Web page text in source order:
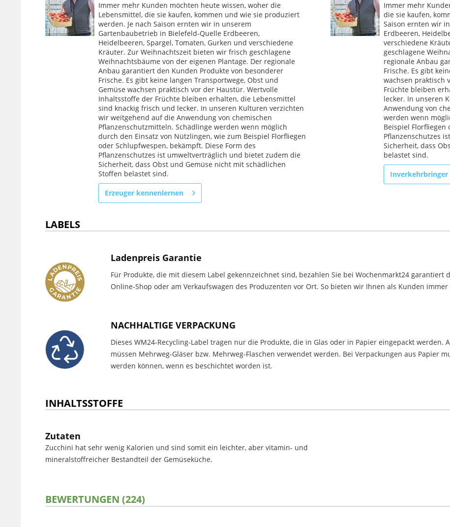
Immer mehr Kunden möchten heute wissen, woher die
Lebensmittel, die sie kaufen, kommen und wie sie produziert
werden. Je nach Saison ernten wir in unserem
Gartenbaubetrieb in Bielefeld-Quelle Erdbeeren,
Heidelbeeren, Spargel, Tomaten, Gurken und verschiedene
Kräuter. Zur Weihnachtszeit bieten wir frisch geschlagene
Weihnachtsbäume von der eigenen Plantage. Der regionale
Anbau garantiert den Kunden Produkte von besonderer
Frische. Es gibt keine langen Transportwege, Obst und
Gemüse wachsen praktisch vor der Haustür. Wertvolle
Inhaltsstoffe der Früchte bleiben erhalten, die Lebensmittel
sind knackig frisch und lecker. In unseren Kulturen verzichten
wir weitgehend auf die Anwendung von chemischen
Pflanzenschutzmitteln. Schädlinge werden wenn möglich
durch den Einsatz von Nützlingen, wie zum Beispiel Florfliegen
oder Schlupfwespen, bekämpft. Diese Form des
Pflanzenschutzes ist umweltverträglich und bietet zudem die
Sicherheit, dass Obst und Gemüse nicht mit schädlichen
Stoffen belastet sind.
Erzeuger kennenlernen
Immer mehr
die sie kaufen,
Saison ernten wir
Erdbeeren,
verschiedene
geschlagene
regionale Anbau
Frische. Es gibt
wachsen praktisch
Früchte bleiben
lecker. In unseren
Anwendung von
werden wenn
Beispiel Florfliegen
Pflanzenschutzes
Sicherheit, dass
belastet sind.
LABELS
Ladenpreis Garantie
Für Produkte, die mit diesem Label gekennzeichnet sind, bezahlen Sie bei Wochenmarkt24 garantiert
Online-Shop oder am Verkaufswagen des Produzenten vor Ort. So bieten wir Ihnen als Kunden
NACHHALTIGE VERPACKUNG
Dieses WM24-Recycling-Label tragen nur die Produkte, die in Glas oder in Papier eingepackt werden.
müssen Mehrweg-Gläser bzw. Mehrweg-Flaschen verwendet werden. Bei Verpackungen aus Papier
werden können, wenn es beschichtet worden ist.
INHALTSSTOFFE
Zutaten
Zucchini hat sehr wenig Kalorien und sind somit ein leichter, aber vitamin- und
mineralstoffreicher Bestandteil der Gemüseküche.
BEWERTUNGEN (224)